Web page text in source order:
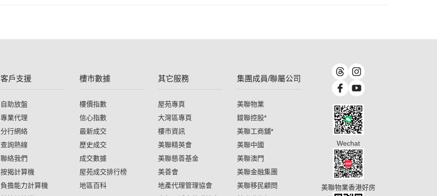
客戶支援
自助放盤
專業代理
分行網絡
查詢熱線
聯絡我們
按揭計算機
負擔能力計算機
樓市數據
樓價指數
信心指數
最新成交
歷史成交
成交數據
屋苑成交排行榜
地區百科
其它服務
屋苑專頁
大灣區專頁
樓市資訊
美聯精英會
美聯慈善基金
美善會
地產代理管理協會
集團成員/聯屬公司
美聯物業
鋑聯控股*
美聯工商舖*
美聯中國
美聯澳門
美聯金融集團
美聯移民顧問
Wechat
美聯物業香港好房